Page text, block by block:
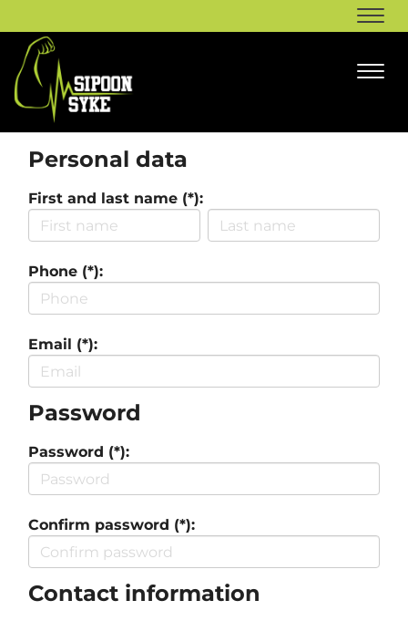
Personal data
First and last name (*):
Phone (*):
Email (*):
Password
Password (*):
Confirm password (*):
Contact information